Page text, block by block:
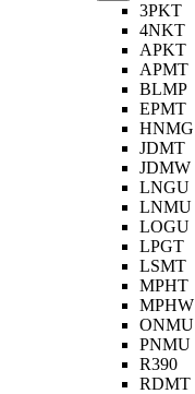
3PKT
4NKT
APKT
APMT
BLMP
EPMT
HNMG
JDMT
JDMW
LNGU
LNMU
LOGU
LPGT
LSMT
MPHT
MPHW
ONMU
PNMU
R390
RDMT